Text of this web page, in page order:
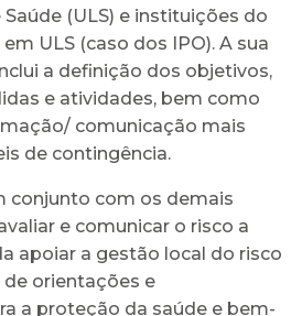
(ULS) e instituições do
ULS (caso dos IPO). A sua
a definição dos objetivos,
e atividades, bem como
comunicação mais
de contingência.
conjunto com os demais
e comunicar o risco a
apoiar a gestão local do risco
orientações e
a proteção da saúde e bem-